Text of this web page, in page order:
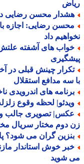
محسن رضایی
رضایی: اجازه باز
داد
های آشفته علتش
چینش قبلی در
سه مدافع استقلال
های اندرویدی
لحظه وقوع زلزله 7.1 ریشتری ژاپن در اتاق عمل جراحی
تصویری جالب و
مختار سریال مختارنامه در 59
گران می شود؟
خوش استاندار
شوید